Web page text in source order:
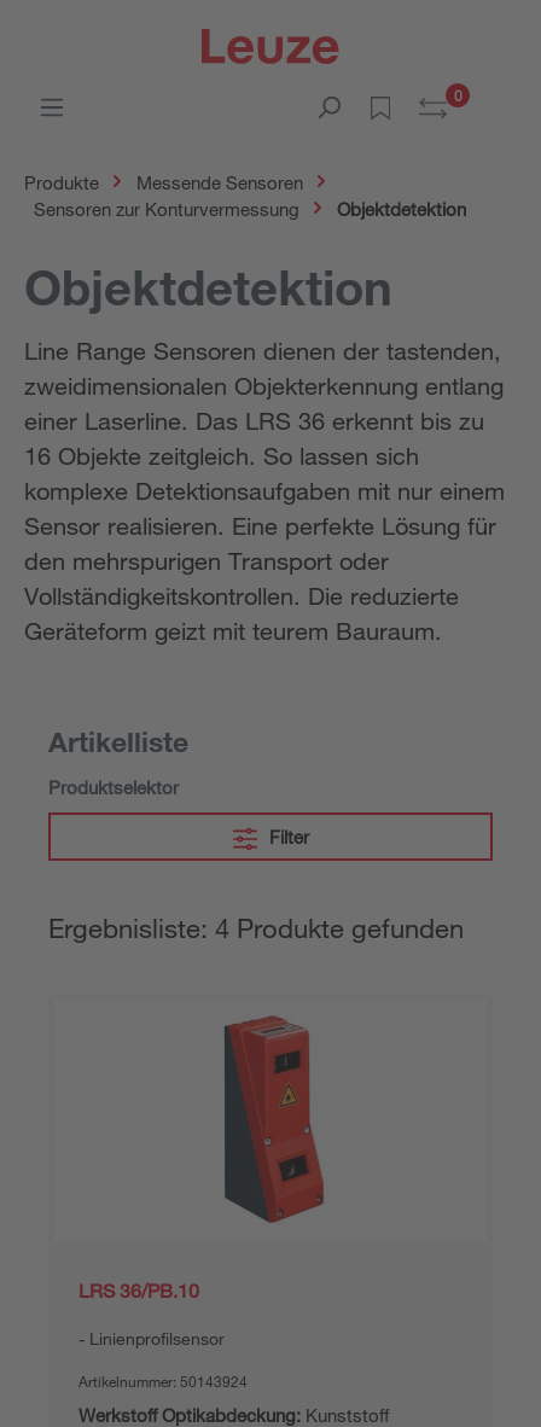
0
Produkte
Messende Sensoren
Sensoren zur Konturvermessung
Objektdetektion
Objektdetektion
Line Range Sensoren dienen der tastenden,
zweidimensionalen Objekterkennung entlang
einer Laserline. Das LRS 36 erkennt bis zu
16 Objekte zeitgleich. So lassen sich
komplexe Detektionsaufgaben mit nur einem
Sensor realisieren. Eine perfekte Lösung für
den mehrspurigen Transport oder
Vollständigkeitskontrollen. Die reduzierte
Geräteform geizt mit teurem Bauraum.
Artikelliste
Produktselektor
Filter
Ergebnisliste: 4 Produkte gefunden
LRS 36/PB.10
Linienprofilsensor
Artikelnummer: 50143924
Werkstoff Optikabdeckung: Kunststoff